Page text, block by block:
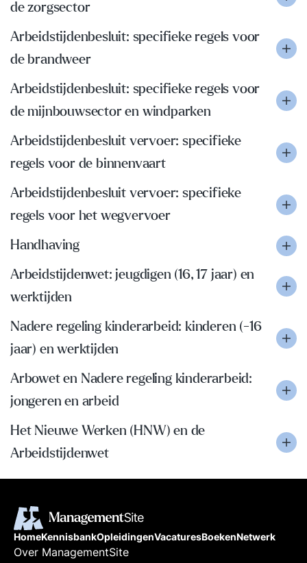
de zorgsector
Arbeidstijdenbesluit: specifieke regels voor
de brandweer
Arbeidstijdenbesluit: specifieke regels voor
de mijnbouwsector en windparken
Arbeidstijdenbesluit vervoer: specifieke
regels voor de binnenvaart
Arbeidstijdenbesluit vervoer: specifieke
regels voor het wegvervoer
Handhaving
Arbeidstijdenwet: jeugdigen (16, 17 jaar) en
werktijden
Nadere regeling kinderarbeid: kinderen (-16
jaar) en werktijden
Arbowet en Nadere regeling kinderarbeid:
jongeren en arbeid
Het Nieuwe Werken (HNW) en de
Arbeidstijdenwet
HomeKennisbankOpleidingenVacaturesBoekenNetwerk
Over ManagementSite